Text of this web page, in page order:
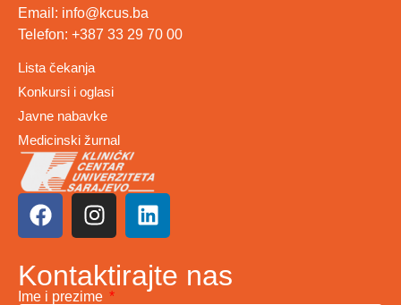
Email: info@kcus.ba
Telefon: +387 33 29 70 00
Lista čekanja
Konkursi i oglasi
Javne nabavke
Medicinski žurnal
Kontaktirajte nas
Ime i prezime